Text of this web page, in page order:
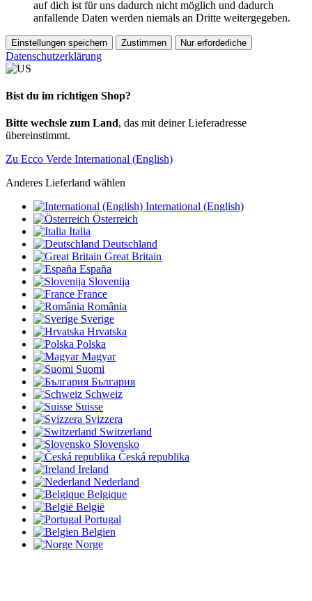
auf dich ist für uns dadurch nicht möglich und dadurch
anfallende Daten werden niemals an Dritte weitergegeben.
Einstellungen speichern Zustimmen Nur erforderliche
Datenschutzerklärung
Bist du im richtigen Shop?
Bitte wechsle zum Land, das mit deiner Lieferadresse
übereinstimmt.
Zu Ecco Verde International (English)
Anderes Lieferland wählen
International (English)
Österreich
Italia
Deutschland
Great Britain
España
Slovenija
France
România
Sverige
Hrvatska
Polska
Magyar
Suomi
България
Schweiz
Suisse
Svizzera
Switzerland
Slovensko
Česká republika
Ireland
Nederland
Belgique
België
Portugal
Belgien
Norge